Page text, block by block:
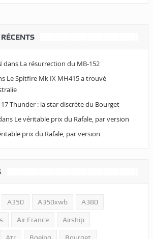
dans La résurrection du MB-152
Le Spitfire Mk IX MH415 a trouvé
17 Thunder : la star discrète du Bourget
Le véritable prix du Rafale, par version
prix du Rafale, par version
A350 A350xwb A380
Air France Airship